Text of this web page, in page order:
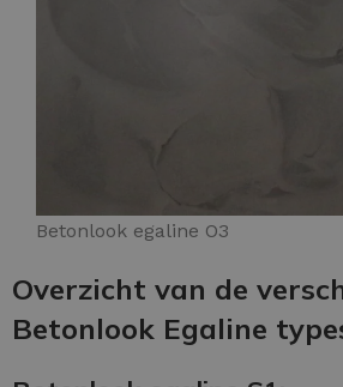
Betonlook egaline O3
Overzicht van de
Betonlook Egaline